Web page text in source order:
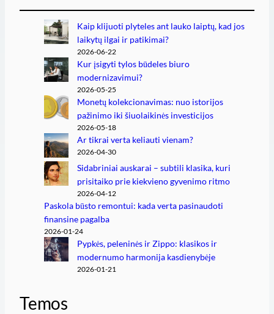
Kaip klijuoti plyteles ant lauko laiptų, kad jos
laikytų ilgai ir patikimai?
2026-06-22
Kur įsigyti tylos būdeles biuro
modernizavimui?
2026-05-25
Monetų kolekcionavimas: nuo istorijos
pažinimo iki šiuolaikinės investicijos
2026-05-18
Ar tikrai verta keliauti vienam?
2026-04-30
Sidabriniai auskarai – subtili klasika, kuri
prisitaiko prie kiekvieno gyvenimo ritmo
2026-04-12
Paskola būsto remontui: kada verta pasinaudoti
finansine pagalba
2026-01-24
Pypkės, peleninės ir Zippo: klasikos ir
modernumo harmonija kasdienybėje
2026-01-21
Temos